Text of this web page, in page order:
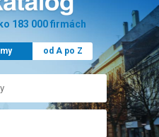
183 000 firmách
od A po Z